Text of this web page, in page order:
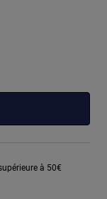
à 50€